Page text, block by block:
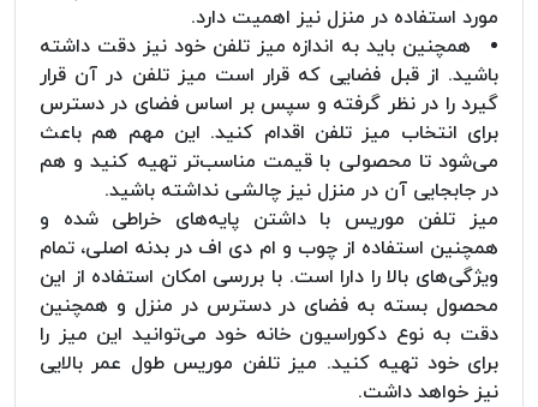
مورد استفاده در منزل نیز اهمیت دارد.
همچنین باید به اندازه میز تلفن خود نیز دقت داشته
باشید. از قبل فضایی که قرار است میز تلفن در آن قرار
گیرد را در نظر گرفته و سپس بر اساس فضای در دسترس
برای انتخاب میز تلفن اقدام کنید. این مهم هم باعث
می‌شود تا محصولی با قیمت مناسب‌تر تهیه کنید و هم
در جابجایی آن در منزل نیز چالشی نداشته باشید.
میز تلفن موریس با داشتن پایه‌های خراطی شده و
همچنین استفاده از چوب و ام دی اف در بدنه اصلی، تمام
ویژگی‌های بالا را دارا است. با بررسی امکان استفاده از این
محصول بسته به فضای در دسترس در منزل و همچنین
دقت به نوع دکوراسیون خانه خود می‌توانید این میز را
برای خود تهیه کنید. میز تلفن موریس طول عمر بالایی
نیز خواهد داشت.